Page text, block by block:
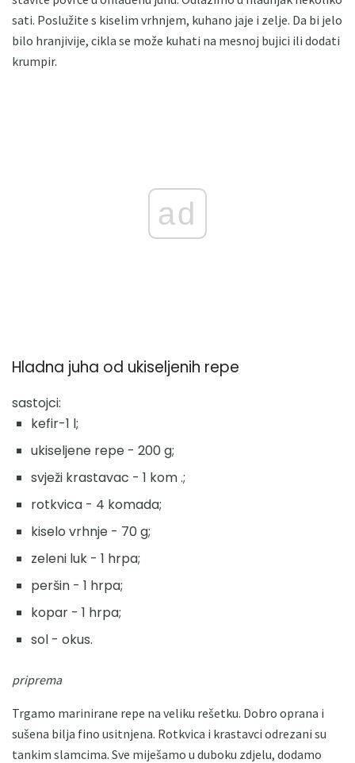
sati. Poslužite s kiselim vrhnjem, kuhano jaje i zelje. Da bi jelo
bilo hranjivije, cikla se može kuhati na mesnoj bujici ili dodati
krumpir.
ad
Hladna juha od ukiseljenih repe
sastojci:
kefir-1 l;
ukiseljene repe - 200 g;
svježi krastavac - 1 kom .;
rotkvica - 4 komada;
kiselo vrhnje - 70 g;
zeleni luk - 1 hrpa;
peršin - 1 hrpa;
kopar - 1 hrpa;
sol - okus.
priprema
Trgamo marinirane repe na veliku rešetku. Dobro oprana i
sušena bilja fino usitnjena. Rotkvica i krastavci odrezani su
tankim slamcima. Sve miješamo u duboku zdjelu, dodamo